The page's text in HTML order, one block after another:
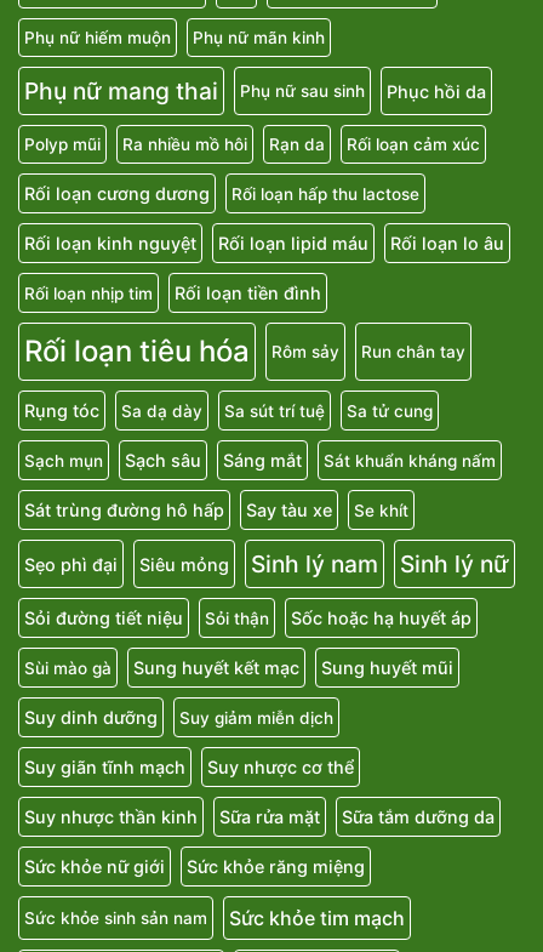
Phụ nữ hiếm muộn Phụ nữ mãn kinh
Phụ nữ mang thai Phụ nữ sau sinh Phục hồi da
Polyp mũi Ra nhiều mồ hôi Rạn da Rối loạn cảm xúc
Rối loạn cương dương Rối loạn hấp thu lactose
Rối loạn kinh nguyệt Rối loạn lipid máu Rối loạn lo âu
Rối loạn nhịp tim Rối loạn tiền đình
Rối loạn tiêu hóa Rôm sảy Run chân tay
Rụng tóc Sa dạ dày Sa sút trí tuệ Sa tử cung
Sạch mụn Sạch sâu Sáng mắt Sát khuẩn kháng nấm
Sát trùng đường hô hấp Say tàu xe Se khít
Sẹo phì đại Siêu mỏng Sinh lý nam Sinh lý nữ
Sỏi đường tiết niệu Sỏi thận Sốc hoặc hạ huyết áp
Sùi mào gà Sung huyết kết mạc Sung huyết mũi
Suy dinh dưỡng Suy giảm miễn dịch
Suy giãn tĩnh mạch Suy nhược cơ thể
Suy nhược thần kinh Sữa rửa mặt Sữa tắm dưỡng da
Sức khỏe nữ giới Sức khỏe răng miệng
Sức khỏe sinh sản nam Sức khỏe tim mạch